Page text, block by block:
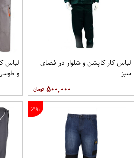
لباس کار کاپشن و شلوار در فضای
سبز
۵۰۰,۰۰۰
لباس
و
2%